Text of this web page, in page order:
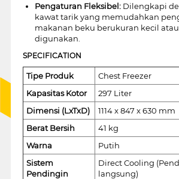
Pengaturan Fleksibel:Dilengkapi
kawat tarik yang memudahkan
makanan beku berukuran kecil
digunakan.
SPECIFICATION
Tipe Produk
Chest Freezer
Kapasitas Kotor
297 Liter
Dimensi (LxTxD)
1114 x 847 x 630 mm
Berat Bersih
41 kg
Warna
Putih
Sistem
Pendingin
Direct Cooling
langsung)